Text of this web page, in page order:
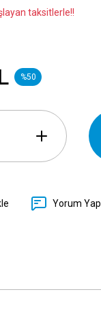
taksitlerle!!
%50
Yorum Yap